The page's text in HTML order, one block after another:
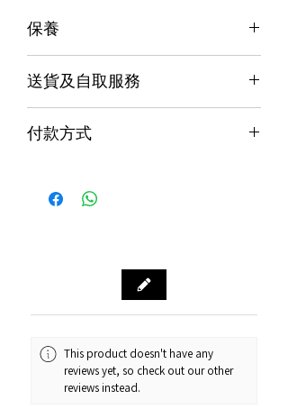
保養
香港行貨;香港代理提供本地保養和維
物保障 (不包括人為損壞並須要保留完
送貨及自取服務
本地速遞
順豐到付/自取點
門市資料：觀塘秀茂坪商場街市74A號
Whatsapp：34811128
訂購及送貨時間
付款方式
Alipay支付寶 / WeChat Pay微信支付 /
Octopus八達通 / Fps轉數快
This product doesn't have any
reviews yet, so check out our other
reviews instead.